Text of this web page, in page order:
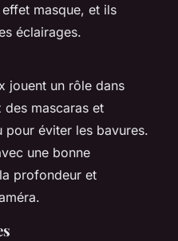
masque, et ils
éclairages.
jouent un rôle dans
des mascaras et
pour éviter les bavures.
une bonne
profondeur et